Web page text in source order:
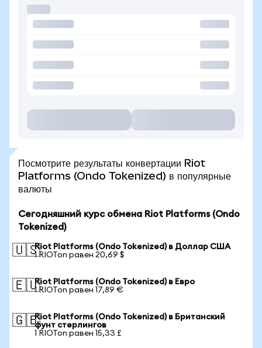
Посмотрите результаты конвертации Riot
Platforms (Ondo Tokenized) в популярные
валюты
Сегодняшний курс обмена Riot Platforms (Ondo
Tokenized)
🇺🇸Riot Platforms (Ondo Tokenized) в Доллар США
1 RIOTon равен 20,69 $
🇪🇺Riot Platforms (Ondo Tokenized) в Евро
1 RIOTon равен 17,89 €
🇬🇧Riot Platforms (Ondo Tokenized) в Британский
фунт стерлингов
1 RIOTon равен 15,33 £